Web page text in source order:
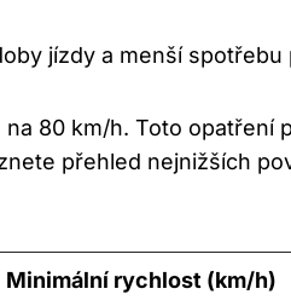
jízdy a menší spotřebu
80 km/h. Toto opatření
přehled nejnižších
Minimální rychlost (km/h)